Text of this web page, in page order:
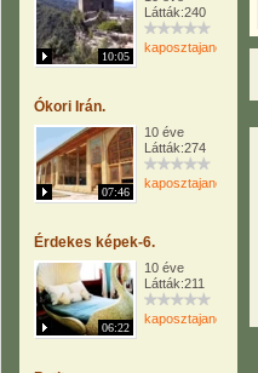
10:05
Látták:240
kaposztajanos
Ókori Irán.
07:46
10 éve
Látták:274
kaposztajanos
Érdekes képek-6.
06:22
10 éve
Látták:211
kaposztajanos